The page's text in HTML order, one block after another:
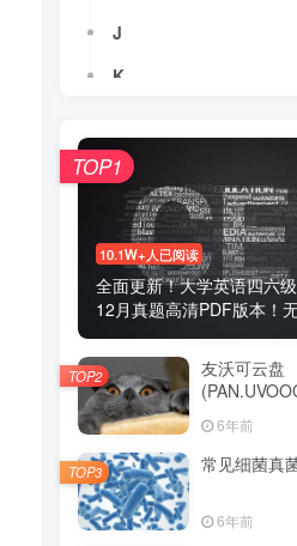
J
K
M
O
P
Q
R
S
T
U
10.1W+人已阅读
全面更新！大学英语四六
12月真题高清PDF版本！
TOP1
友沃可云盘
用及更新日志
6年前
TOP2
常见细菌真
6年前
TOP3